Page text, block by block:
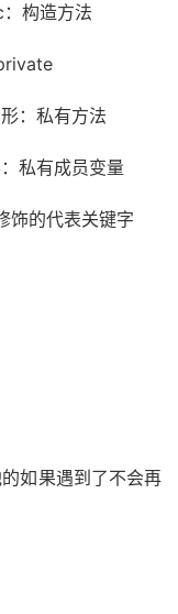
造方法
有方法
员变量
表关键字
遇到了不会再